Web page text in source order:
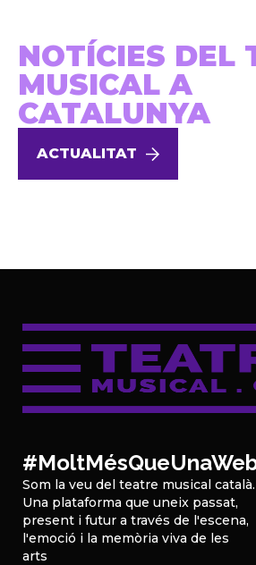
NOTÍCIES DEL
MUSICAL A
CATALUNYA
ACTUALITAT
Som la veu del teatre musical català.
Una plataforma que uneix passat,
present i futur a través de l'escena,
l'emoció i la memòria viva de les
arts